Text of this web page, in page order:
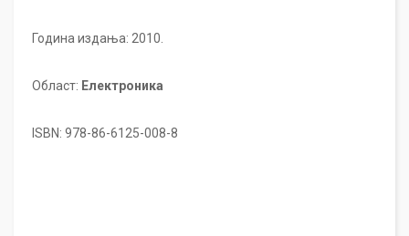
Година издања: 2010.
Област: Електроника
ISBN: 978-86-6125-008-8